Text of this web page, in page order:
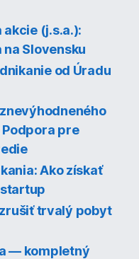
(j.s.a.):
Slovensku
od Úradu
pre
Ako získať
trvalý pobyt
— kompletný